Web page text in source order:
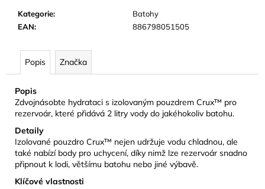
Kategorie:
Batohy
EAN: 886798051505
Popis Značka
Popis
Zdvojnásobte hydrataci s izolovaným pouzdrem Crux™ pro
rezervoár, které přidává 2 litry vody do jakéhokoliv batohu.
Detaily
Izolované pouzdro Crux™ nejen udržuje vodu chladnou, ale
také nabízí body pro uchycení, díky nimž lze rezervoár snadno
připnout k lodi, většímu batohu nebo jiné výbavě.
Klíčové vlastnosti
m
EDDY+
KIDS
400
ML
DĚTSKÁ
LÁHEV
JUNGLE
ANIMALS
281
Kč
Původně:
469